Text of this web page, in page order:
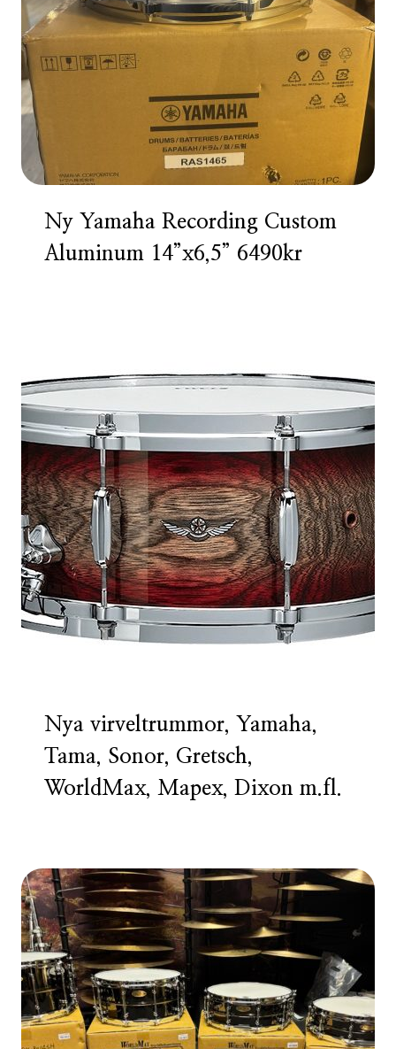
Ny Yamaha Recording Custom
Aluminum 14”x6,5” 6490kr
Nya virveltrummor, Yamaha,
Tama, Sonor, Gretsch,
WorldMax, Mapex, Dixon m.fl.